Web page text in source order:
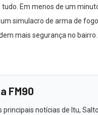
Em menos de um
simulacro de arma de
mais segurança no bairro.
FM90
notícias de Itu,